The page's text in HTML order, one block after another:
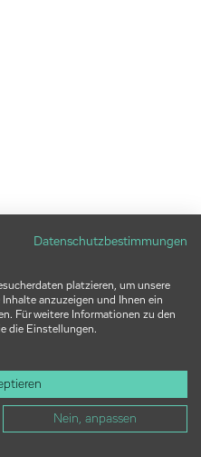
Datenschutzbestimmungen
platzieren, um unsere
anzuzeigen und Ihnen ein
Für weitere Informationen zu den
die Einstellungen.
Nein, anpassen